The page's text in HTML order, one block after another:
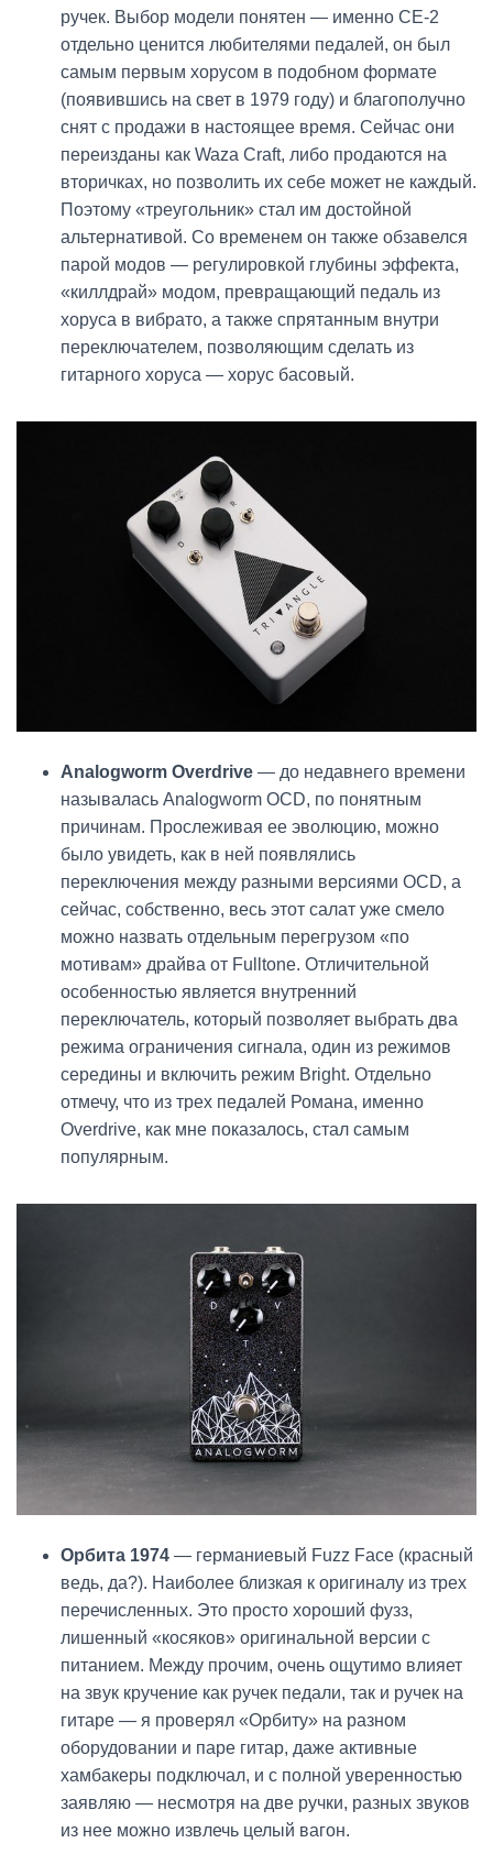
ручек. Выбор модели понятен — именно CE-2
отдельно ценится любителями педалей, он был
самым первым хорусом в подобном формате
(появившись на свет в 1979 году) и благополучно
снят с продажи в настоящее время. Сейчас они
переизданы как Waza Craft, либо продаются на
вторичках, но позволить их себе может не каждый.
Поэтому «треугольник» стал им достойной
альтернативой. Со временем он также обзавелся
парой модов — регулировкой глубины эффекта,
«киллдрай» модом, превращающий педаль из
хоруса в вибрато, а также спрятанным внутри
переключателем, позволяющим сделать из
гитарного хоруса — хорус басовый.
Analogworm Overdrive — до недавнего времени
называлась Analogworm OCD, по понятным
причинам. Прослеживая ее эволюцию, можно
было увидеть, как в ней появлялись
переключения между разными версиями OCD, а
сейчас, собственно, весь этот салат уже смело
можно назвать отдельным перегрузом «по
мотивам» драйва от Fulltone. Отличительной
особенностью является внутренний
переключатель, который позволяет выбрать два
режима ограничения сигнала, один из режимов
середины и включить режим Bright. Отдельно
отмечу, что из трех педалей Романа, именно
Overdrive, как мне показалось, стал самым
популярным.
Орбита 1974 — германиевый Fuzz Face (красный
ведь, да?). Наиболее близкая к оригиналу из трех
перечисленных. Это просто хороший фузз,
лишенный «косяков» оригинальной версии с
питанием. Между прочим, очень ощутимо влияет
на звук кручение как ручек педали, так и ручек на
гитаре — я проверял «Орбиту» на разном
оборудовании и паре гитар, даже активные
хамбакеры подключал, и с полной уверенностью
заявляю — несмотря на две ручки, разных звуков
из нее можно извлечь целый вагон.